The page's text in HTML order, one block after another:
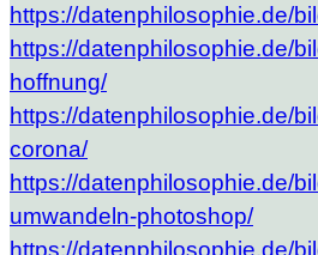
https://datenphilosophie.de/
https://datenphilosophie.de/
hoffnung/
https://datenphilosophie.de/
corona/
https://datenphilosophie.de/
umwandeln-photoshop/
https://datenphilosophie.de/